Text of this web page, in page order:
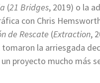
(21 Bridges, 2019) o la
con Chris
de Rescate (Extraction,
la arriesgada
proyecto mucho más